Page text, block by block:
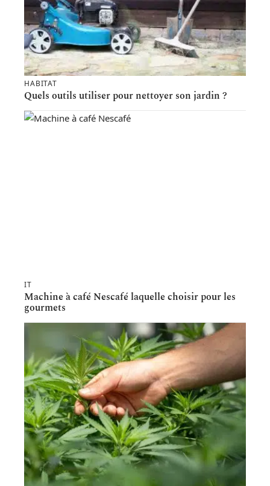
HABITAT
Quels outils utiliser pour nettoyer son jardin ?
IT
Machine à café Nescafé laquelle choisir pour les
gourmets